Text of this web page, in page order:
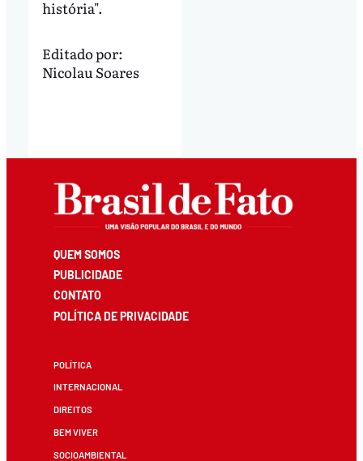
história".
Editado por:
Nicolau Soares
QUEM SOMOS
PUBLICIDADE
CONTATO
POLÍTICA DE PRIVACIDADE
POLÍTICA
INTERNACIONAL
DIREITOS
BEM VIVER
SOCIOAMBIENTAL